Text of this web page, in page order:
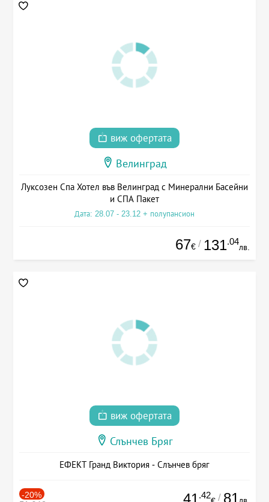
виж офертата
Велинград
Луксозен Спа Хотел във Велинград с Минерални Басейни
и СПА Пакет
Дата: 28.07 - 23.12 + полупансион
67€ / 131.04
лв.
виж офертата
Слънчев Бряг
ЕФЕКТ Гранд Виктория - Слънчев бряг
-20% 41 .42 / 81